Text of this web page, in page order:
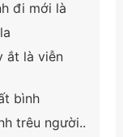
đi mới là
ắt là viễn
bình
trêu người..